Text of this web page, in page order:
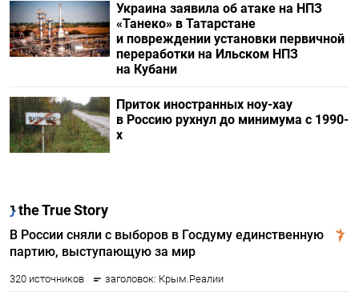
Украина заявила об атаке на НПЗ
«Танеко» в Татарстане
и повреждении установки первичной
переработки на Ильском НПЗ
на Кубани
Приток иностранных ноу-хау
в Россию рухнул до минимума с 1990-
х